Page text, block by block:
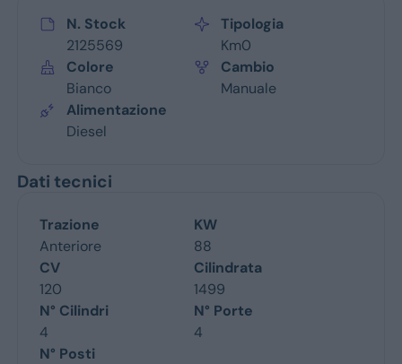
N. Stock
2125569
Tipologia
Km0
Colore
Bianco
Cambio
Manuale
Alimentazione
Diesel
Dati tecnici
Trazione
Anteriore
KW
88
CV
120
Cilindrata
1499
N° Cilindri
4
N° Porte
4
N° Posti